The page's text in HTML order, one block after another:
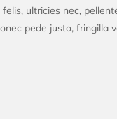
ultricies nec,
pede justo, fringilla